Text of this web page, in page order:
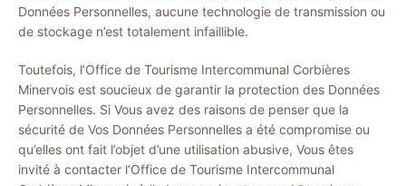
Données Personnelles, aucune technologie de transmission ou
de stockage n’est totalement infaillible.
Toutefois, l’Office de Tourisme Intercommunal Corbières
Minervois est soucieux de garantir la protection des Données
Personnelles. Si Vous avez des raisons de penser que la
sécurité de Vos Données Personnelles a été compromise ou
qu’elles ont fait l’objet d’une utilisation abusive, Vous êtes
invité à contacter l’Office de Tourisme Intercommunal